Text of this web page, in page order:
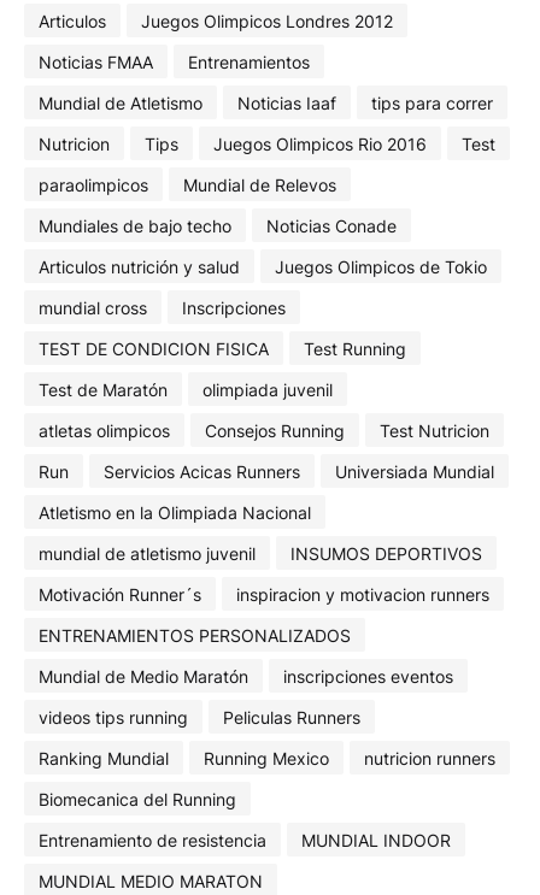
Articulos
Juegos Olimpicos Londres 2012
Noticias FMAA
Entrenamientos
Mundial de Atletismo
Noticias Iaaf
tips para correr
Nutricion
Tips Juegos Olimpicos Rio 2016
Test
paraolimpicos
Mundial de Relevos
Mundiales de bajo techo
Noticias Conade
Articulos nutrición y salud
Juegos Olimpicos de Tokio
mundial cross
Inscripciones
TEST DE CONDICION FISICA
Test Running
Test de Maratón
olimpiada juvenil
atletas olimpicos
Consejos Running
Test Nutricion
Run
Servicios Acicas Runners
Universiada Mundial
Atletismo en la Olimpiada Nacional
mundial de atletismo juvenil
INSUMOS DEPORTIVOS
Motivación Runner´s
inspiracion y motivacion runners
ENTRENAMIENTOS PERSONALIZADOS
Mundial de Medio Maratón
inscripciones eventos
videos tips running
Peliculas Runners
Ranking Mundial
Running Mexico
nutricion runners
Biomecanica del Running
Entrenamiento de resistencia
MUNDIAL INDOOR
MUNDIAL MEDIO MARATON